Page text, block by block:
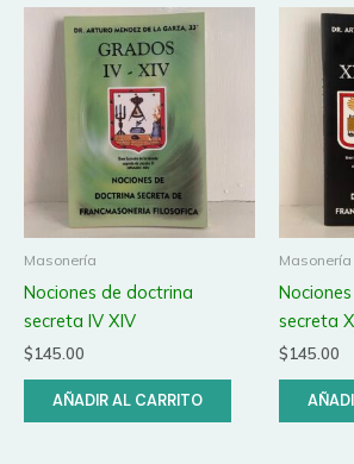
Masonería
Nociones de doctrina
secreta IV XIV
$145.00
AÑADIR AL CARRITO
Masonería
secreta
$145.00